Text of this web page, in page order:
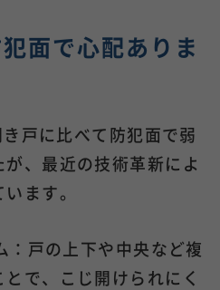
面で心配ありま
戸に比べて防犯面で弱
、最近の技術革新によ
ます。
：戸の上下や中央など複
で、こじ開けられにく